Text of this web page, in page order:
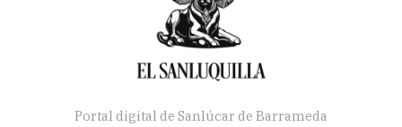
Portal digital de Sanlúcar de Barrameda